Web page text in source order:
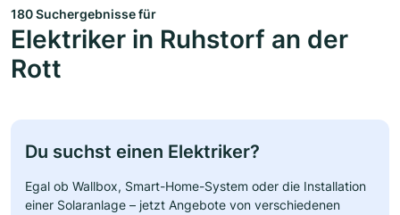
180 Suchergebnisse für
Elektriker in Ruhstorf an der
Rott
Du suchst einen Elektriker?
Egal ob Wallbox, Smart-Home-System oder die Installation
einer Solaranlage – jetzt Angebote von verschiedenen